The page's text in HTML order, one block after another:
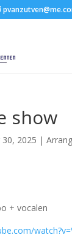
show
30, 2025 |
+ vocalen